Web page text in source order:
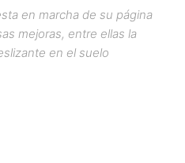
en marcha de su página
mejoras, entre ellas la
en el suelo